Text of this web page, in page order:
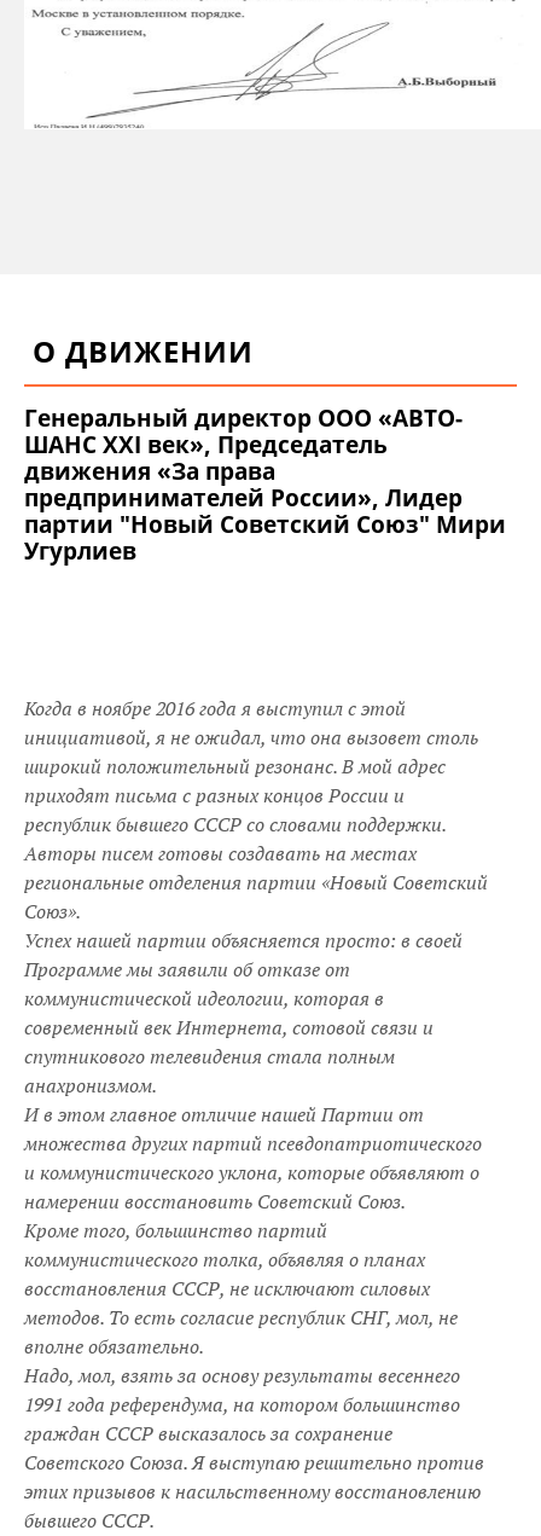
О ДВИЖЕНИИ
Генеральный директор ООО «АВТО-
ШАНС XXI век», Председатель
движения «За права
предпринимателей России», Лидер
партии "Новый Советский Союз" Мири
Угурлиев
Когда в ноябре 2016 года я выступил с этой
инициативой, я не ожидал, что она вызовет столь
широкий положительный резонанс. В мой адрес
приходят письма с разных концов России и
республик бывшего СССР со словами поддержки.
Авторы писем готовы создавать на местах
региональные отделения партии «Новый Советский
Союз».
Успех нашей партии объясняется просто: в своей
Программе мы заявили об отказе от
коммунистической идеологии, которая в
современный век Интернета, сотовой связи и
спутникового телевидения стала полным
анахронизмом.
И в этом главное отличие нашей Партии от
множества других партий псевдопатриотического
и коммунистического уклона, которые объявляют о
намерении восстановить Советский Союз.
Кроме того, большинство партий
коммунистического толка, объявляя о планах
восстановления СССР, не исключают силовых
методов. То есть согласие республик СНГ, мол, не
вполне обязательно.
Надо, мол, взять за основу результаты весеннего
1991 года референдума, на котором большинство
граждан СССР высказалось за сохранение
Советского Союза. Я выступаю решительно против
этих призывов к насильственному восстановлению
бывшего СССР.